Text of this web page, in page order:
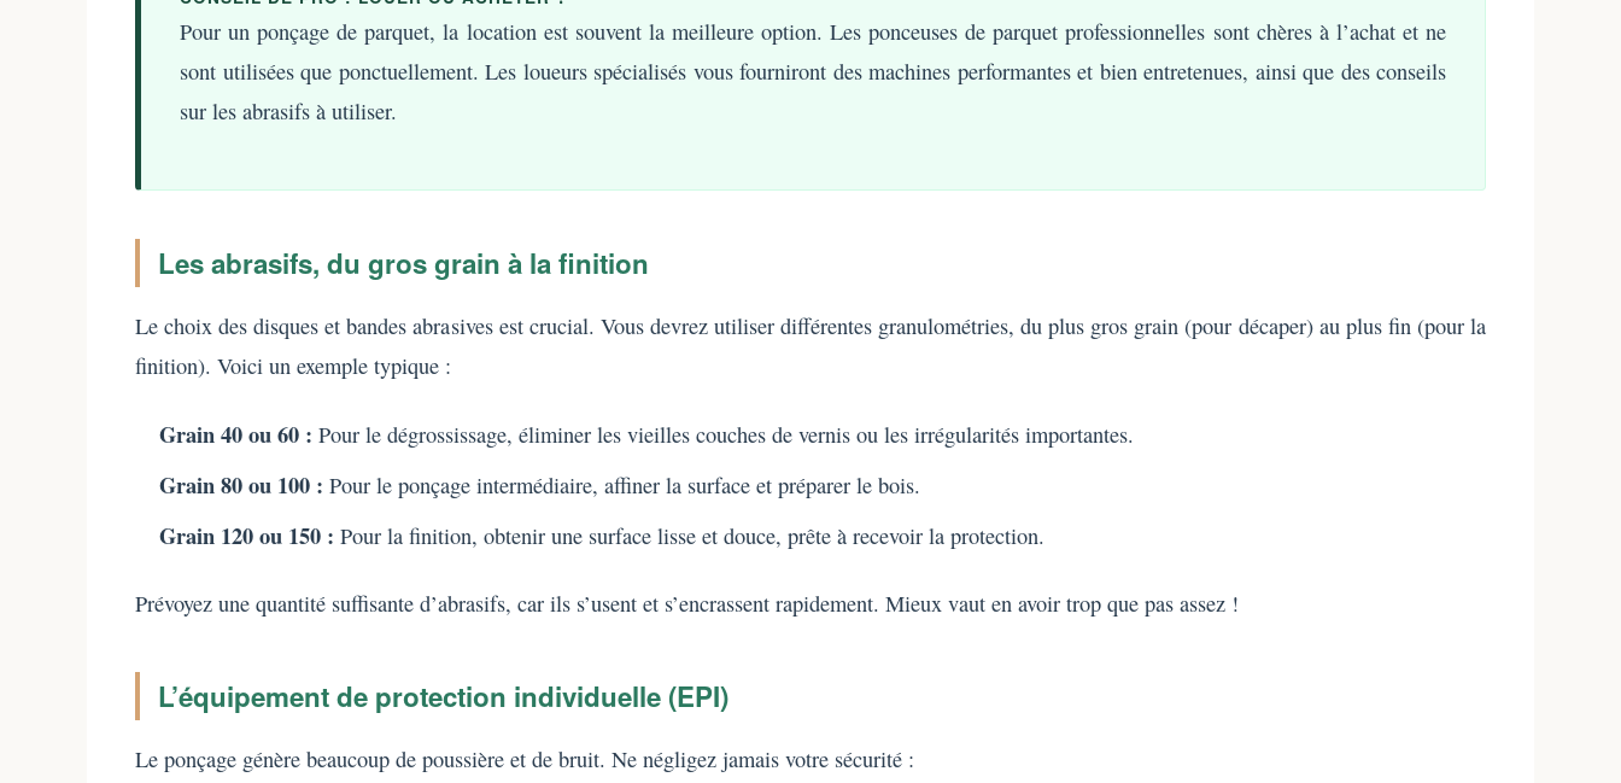
Pour un ponçage de parquet, la location est souvent la meilleure option. Les ponceuses de parquet professionnelles sont chères à l’achat et ne
sont utilisées que ponctuellement. Les loueurs spécialisés vous fourniront des machines performantes et bien entretenues, ainsi que des conseils
sur les abrasifs à utiliser.
Les abrasifs, du gros grain à la finition
Le choix des disques et bandes abrasives est crucial. Vous devrez utiliser différentes granulométries, du plus gros grain (pour décaper) au plus fin (pour la
finition). Voici un exemple typique :
Grain 40 ou 60 : Pour le dégrossissage, éliminer les vieilles couches de vernis ou les irrégularités importantes.
Grain 80 ou 100 : Pour le ponçage intermédiaire, affiner la surface et préparer le bois.
Grain 120 ou 150 : Pour la finition, obtenir une surface lisse et douce, prête à recevoir la protection.
Prévoyez une quantité suffisante d’abrasifs, car ils s’usent et s’encrassent rapidement. Mieux vaut en avoir trop que pas assez !
L’équipement de protection individuelle (EPI)
Le ponçage génère beaucoup de poussière et de bruit. Ne négligez jamais votre sécurité :